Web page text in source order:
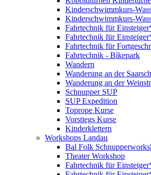
Kinderschwimmkurs-
Kinderschwimmkurs-
Fahrtechnik für
Fahrtechnik für
Fahrtechnik für
Fahrtechnik - Bikepark
Wandern
Wanderung an der
Wanderung an der
Schnupper SUP
SUP Expedition
Toprope Kurse
Vorstiegs Kurse
Kinderklettern
Workshops Landau
Bal Folk
Theater Workshop
Fahrtechnik für